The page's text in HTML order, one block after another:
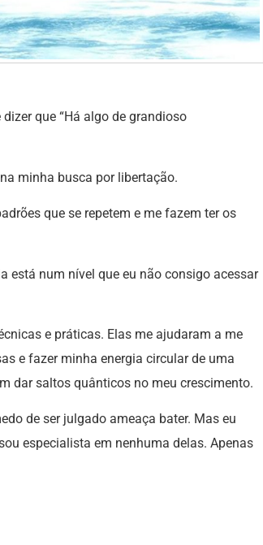
que “Há algo de grandioso
minha busca por libertação.
que se repetem e me fazem ter os
está num nível que eu não consigo acessar
e práticas. Elas me ajudaram a me
e fazer minha energia circular de uma
dar saltos quânticos no meu crescimento.
de ser julgado ameaça bater. Mas eu
especialista em nenhuma delas. Apenas